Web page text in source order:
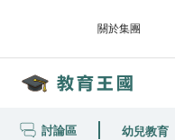
關於集團
討論區 幼兒教育